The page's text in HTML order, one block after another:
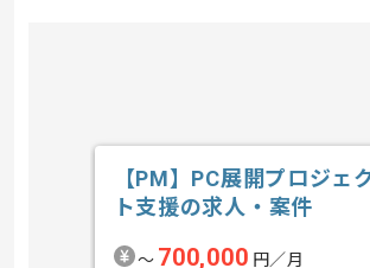
【PM】PC展開プロジェ
ト支援の求人・案件
〜 700,000 円／月